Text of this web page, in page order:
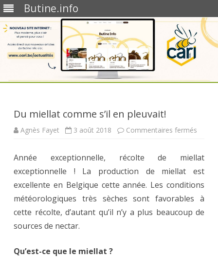
Butine.info
Du miellat comme s’il en pleuvait!
Agnès Fayet 3 août 2018 Commentaires fermés
s’il
en
Année exceptionnelle, récolte de miellat
exceptionnelle ! La production de miellat est
excellente en Belgique cette année. Les conditions
météorologiques très sèches sont favorables à
cette récolte, d’autant qu’il n’y a plus beaucoup de
sources de nectar.
Qu’est-ce que le miellat ?